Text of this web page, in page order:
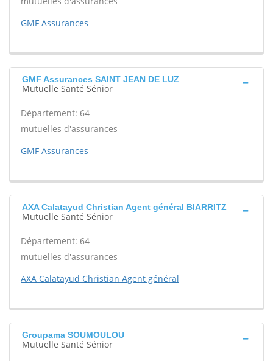
GMF Assurances
GMF Assurances SAINT JEAN DE LUZ
Mutuelle Santé Sénior
Département: 64
mutuelles d'assurances
GMF Assurances
AXA Calatayud Christian Agent général BIARRITZ
Mutuelle Santé Sénior
Département: 64
mutuelles d'assurances
AXA Calatayud Christian Agent général
Groupama SOUMOULOU
Mutuelle Santé Sénior